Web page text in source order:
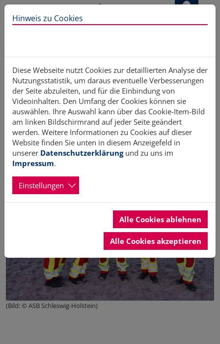
Direkt zur Hauptnavigation springen
Direkt zum Inhalt springen
HomeAktiv werden Engagementfelder ASB
Arbeiter-Samariter-Bund (ASB)
(Bild: © ASB Schleswig-Holstein)
Hinweis zu Cookies
Diese Webseite nutzt Cookies zur detaillierten Analyse der
Nutzungsstatistik, um daraus eventuelle Verbesserungen
der Seite abzuleiten, und für die Einbindung von
Videoinhalten. Den Umfang der Cookies können sie
auswählen. Ihre Auswahl kann über das Cookie-Item-Bild
am linken Bildschirmrand auf jeder Seite geändert
werden. Weitere Informationen zu Cookies auf dieser
Website finden Sie unten in diesem Anzeigefeld in
unserer Datenschutzerklärungund zu uns im
Impressum.
Einstellungen
Alle Cookies ablehnen
Alle Cookies akzeptieren